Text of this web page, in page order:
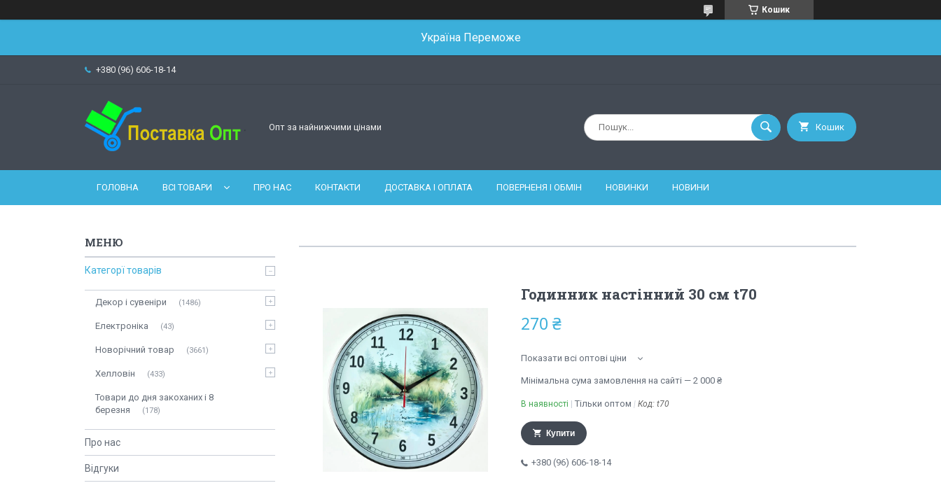
Кошик
Україна Переможе
+380 (96) 606-18-14
Опт за найнижчими цінами Кошик
ГОЛОВНА ВСІ ТОВАРИ ПРО НАС КОНТАКТИ ДОСТАВКА І ОПЛАТА ПОВЕРНЕНЯ І ОБМІН НОВИНКИ НОВИНИ
Годинник настінний 30 см t70
270 ₴
Показати всі оптові ціни
Мінімальна сума замовлення на сайті — 2 000 ₴
В наявності Тільки оптом Код: t70
Купити
+380 (96) 606-18-14
Категорї товарів
Декор і сувеніри 1486
Електроніка 43
Новорічний товар 3661
Хелловін 433
Товари до дня закоханих і 8
березня
178
Про нас
Відгуки